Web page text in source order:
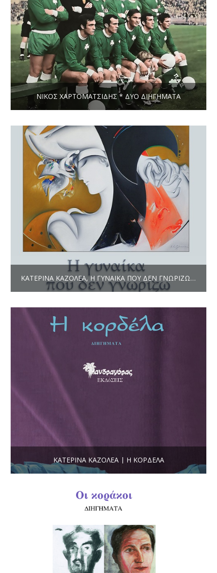
ΝΊΚΟΣ ΧΑΡΤΟΜΑΤΣΊΔΗΣ * ΔΎΟ ΔΙΗΓΉΜΑΤΑ
ΚΑΤΕΡΊΝΑ ΚΑΖΟΛΈΑ, Η ΓΥΝΑΊΚΑ ΠΟΥ ΔΕΝ ΓΝΩΡΊΖΩ, ΔΙΗΓΉΜΑΤΑ, ΕΚΔ. ΜΑΝΔΡΑΓΌΡΑΣ
ΚΑΤΕΡΊΝΑ ΚΑΖΟΛΈΑ | Η ΚΟΡΔΈΛΑ